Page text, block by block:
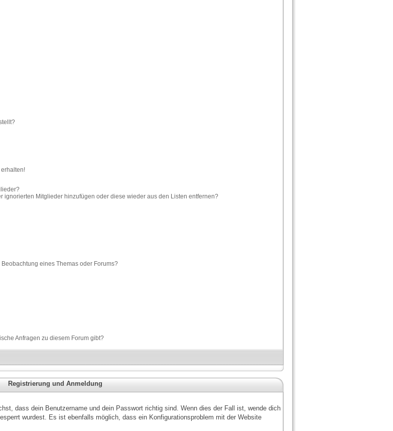
ignorierten Mitglieder hinzufügen oder diese wieder aus den Listen entfernen?
eines Themas oder Forums?
Anfragen zu diesem Forum gibt?
Registrierung und Anmeldung
dass dein Benutzername und dein Passwort richtig sind. Wenn dies der Fall ist, wende dich
wurdest. Es ist ebenfalls möglich, dass ein Konfigurationsproblem mit der Website